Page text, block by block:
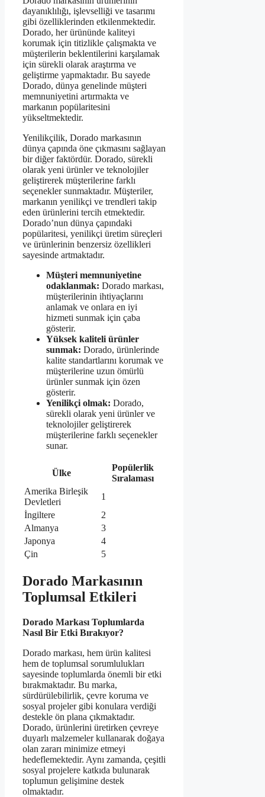
dayanıklılığı, işlevselliği ve tasarımı
gibi özelliklerinden etkilenmektedir.
Dorado, her ürününde kaliteyi
korumak için titizlikle çalışmakta ve
müşterilerin beklentilerini karşılamak
için sürekli olarak araştırma ve
geliştirme yapmaktadır. Bu sayede
Dorado, dünya genelinde müşteri
memnuniyetini artırmakta ve
markanın popülaritesini
yükseltmektedir.
Yenilikçilik, Dorado markasının
dünya çapında öne çıkmasını sağlayan
bir diğer faktördür. Dorado, sürekli
olarak yeni ürünler ve teknolojiler
geliştirerek müşterilerine farklı
seçenekler sunmaktadır. Müşteriler,
markanın yenilikçi ve trendleri takip
eden ürünlerini tercih etmektedir.
Dorado’nun dünya çapındaki
popülaritesi, yenilikçi üretim süreçleri
ve ürünlerinin benzersiz özellikleri
sayesinde artmaktadır.
Müşteri memnuniyetine
odaklanmak: Dorado markası,
müşterilerinin ihtiyaçlarını
anlamak ve onlara en iyi
hizmeti sunmak için çaba
gösterir.
Yüksek kaliteli ürünler
sunmak: Dorado, ürünlerinde
kalite standartlarını korumak ve
müşterilerine uzun ömürlü
ürünler sunmak için özen
gösterir.
Yenilikçi olmak: Dorado,
sürekli olarak yeni ürünler ve
teknolojiler geliştirerek
müşterilerine farklı seçenekler
sunar.
Ülke
Popülerlik
Sıralaması
Amerika Birleşik
Devletleri
1
İngiltere
2
Almanya
3
Japonya
4
Çin
5
Dorado Markasının
Toplumsal Etkileri
Dorado Markası Toplumlarda
Nasıl Bir Etki Bırakıyor?
Dorado markası, hem ürün kalitesi
hem de toplumsal sorumlulukları
sayesinde toplumlarda önemli bir etki
bırakmaktadır. Bu marka,
sürdürülebilirlik, çevre koruma ve
sosyal projeler gibi konulara verdiği
destekle ön plana çıkmaktadır.
Dorado, ürünlerini üretirken çevreye
duyarlı malzemeler kullanarak doğaya
olan zararı minimize etmeyi
hedeflemektedir. Aynı zamanda, çeşitli
sosyal projelere katkıda bulunarak
toplumun gelişimine destek
olmaktadır.